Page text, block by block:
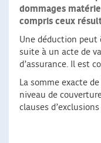
dommages
compris ceux
Une déduction peut
suite à un acte de
d’assurance. Il est
La somme exacte
niveau de
clauses